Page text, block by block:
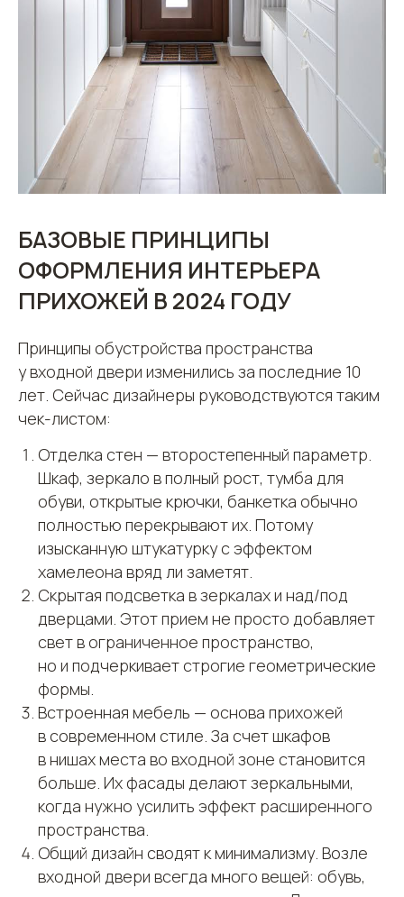
БАЗОВЫЕ ПРИНЦИПЫ
ОФОРМЛЕНИЯ ИНТЕРЬЕРА
ПРИХОЖЕЙ В 2024 ГОДУ
Принципы обустройства пространства
у входной двери изменились за последние 10
лет. Сейчас дизайнеры руководствуются таким
чек-листом:
Отделка стен — второстепенный параметр.
Шкаф, зеркало в полный рост, тумба для
обуви, открытые крючки, банкетка обычно
полностью перекрывают их. Потому
изысканную штукатурку с эффектом
хамелеона вряд ли заметят.
Скрытая подсветка в зеркалах и над/под
дверцами. Этот прием не просто добавляет
свет в ограниченное пространство,
но и подчеркивает строгие геометрические
формы.
Встроенная мебель — основа прихожей
в современном стиле. За счет шкафов
в нишах места во входной зоне становится
больше. Их фасады делают зеркальными,
когда нужно усилить эффект расширенного
пространства.
Общий дизайн сводят к минимализму. Возле
входной двери всегда много вещей: обувь,